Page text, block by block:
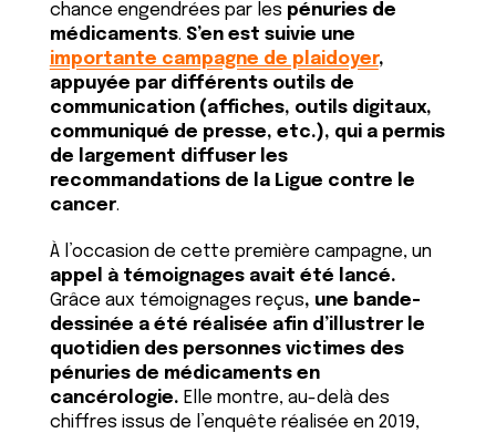
chance engendrées par les pénuries de
médicaments. S’en est suivie une
importante campagne de plaidoyer,
appuyée par différents outils de
communication (affiches, outils digitaux,
communiqué de presse, etc.), qui a permis
de largement diffuser les
recommandations de la Ligue contre le
cancer.
À l’occasion de cette première campagne, un
appel à témoignages avait été lancé.
Grâce aux témoignages reçus, une bande-
dessinée a été réalisée afin d’illustrer le
quotidien des personnes victimes des
pénuries de médicaments en
cancérologie. Elle montre, au-delà des
chiffres issus de l’enquête réalisée en 2019,